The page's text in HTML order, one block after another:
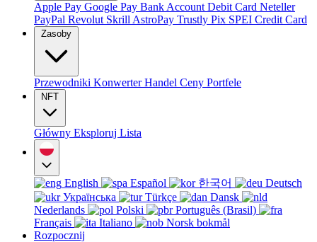
Apple Pay Google Pay Bank Account Debit Card Neteller
PayPal Revolut Skrill AstroPay Trustly Pix SPEI Credit Card
Zasoby
Przewodniki KonwerterHandel Ceny Portfele
NFT
Główny Eksploruj Lista
English Español 한국어
Deutsch
Українська
Türkçe
Dansk
Nederlands
Polski
Português (Brasil)
Français
Italiano
Norsk bokmål
Rozpocznij